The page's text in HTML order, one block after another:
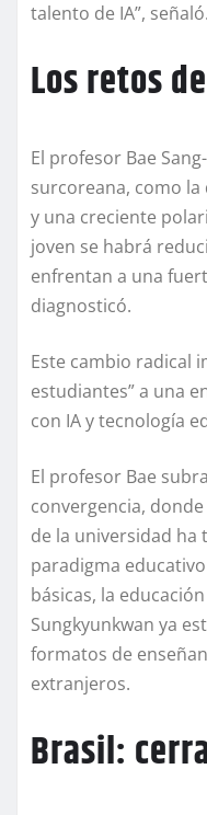
talento de IA”, señaló.
Los retos
El profesor Bae
surcoreana, como
y una creciente
joven se habrá
enfrentan a una
diagnosticó.
Este cambio radical
estudiantes” a una
con IA y tecnología
El profesor Bae
convergencia,
de la universidad ha
paradigma
básicas, la
Sungkyunkwan ya
formatos de
extranjeros.
Brasil: